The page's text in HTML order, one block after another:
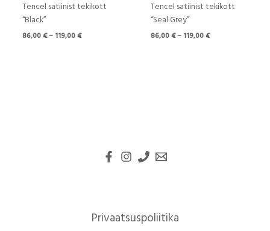
Tencel satiinist tekikott
“Black”
86,00€–119,00€
Tencel satiinist tekikott
“Seal Grey”
86,00€–119,00€
Privaatsuspoliitika